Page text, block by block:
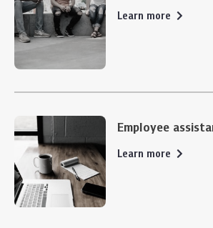
Learn more
Employee
Learn more